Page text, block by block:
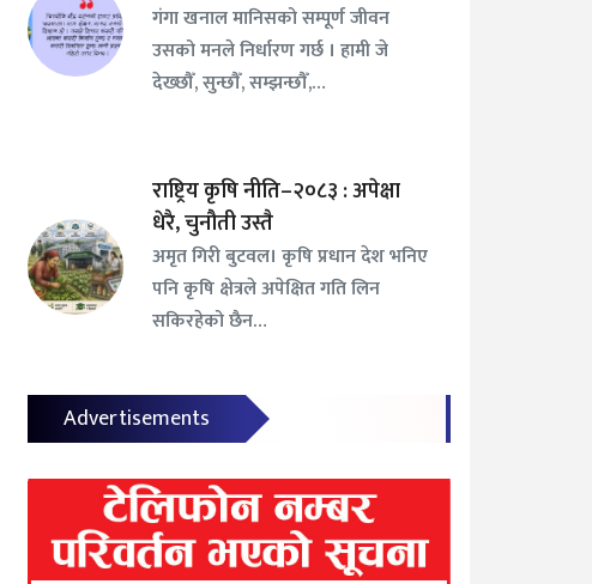
गंगा खनाल मानिसको सम्पूर्ण जीवन
उसको मनले निर्धारण गर्छ । हामी जे
देख्छौँ, सुन्छौँ, सम्झन्छौँ,…
राष्ट्रिय कृषि नीति–२०८३ : अपेक्षा
धेरै, चुनौती उस्तै
अमृत गिरी बुटवल। कृषि प्रधान देश भनिए
पनि कृषि क्षेत्रले अपेक्षित गति लिन
सकिरहेको छैन…
Advertisements